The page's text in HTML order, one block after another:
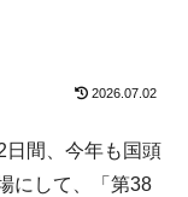
2026.07.02
日間、今年も国頭
にして、「第38